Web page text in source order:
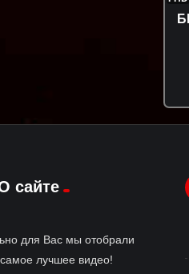
сайте
для Вас мы отобрали
лучшее видео!